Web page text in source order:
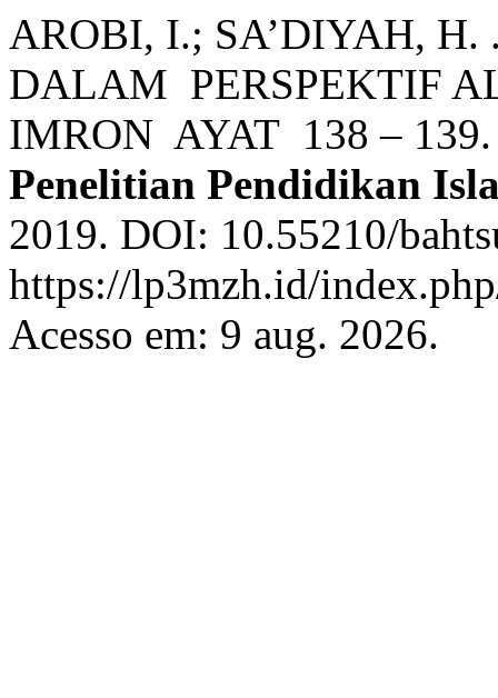
AROBI, I.; SA’DIYAH,
DALAM PERSPEKTIF
IMRON AYAT 138 –
Penelitian Pendidikan
2019. DOI: 10.55210/
https://lp3mzh.id/
Acesso em: 9 aug. 2026.